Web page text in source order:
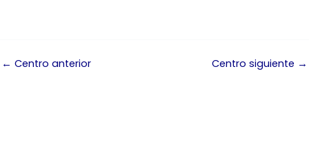
← Centro anterior Centro siguiente →